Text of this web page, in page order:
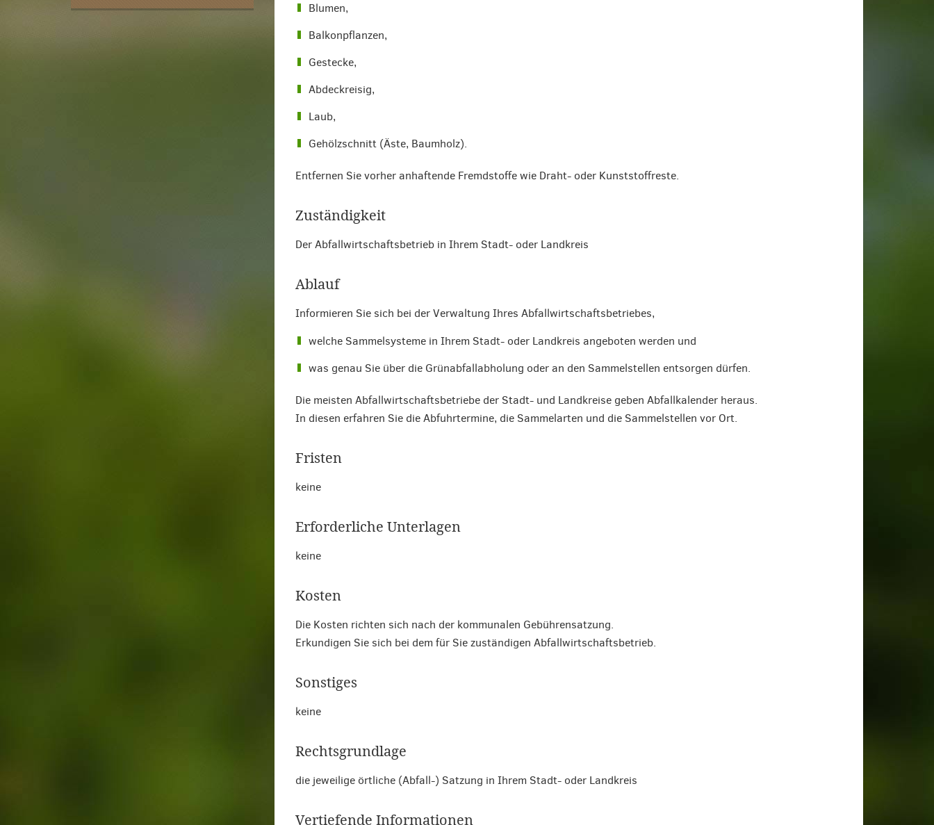
Blumen,
Balkonpflanzen,
Gestecke,
Abdeckreisig,
Laub,
Gehölzschnitt (Äste, Baumholz).
Entfernen Sie vorher anhaftende Fremdstoffe wie Draht- oder Kunststoffreste.
Zuständigkeit
Der Abfallwirtschaftsbetrieb in Ihrem Stadt- oder Landkreis
Ablauf
Informieren Sie sich bei der Verwaltung Ihres Abfallwirtschaftsbetriebes,
welche Sammelsysteme in Ihrem Stadt- oder Landkreis angeboten werden und
was genau Sie über die Grünabfallabholung oder an den Sammelstellen entsorgen dürfen.
Die meisten Abfallwirtschaftsbetriebe der Stadt- und Landkreise geben Abfallkalender heraus.
In diesen erfahren Sie die Abfuhrtermine, die Sammelarten und die Sammelstellen vor Ort.
Fristen
keine
Erforderliche Unterlagen
keine
Kosten
Die Kosten richten sich nach der kommunalen Gebührensatzung.
Erkundigen Sie sich bei dem für Sie zuständigen Abfallwirtschaftsbetrieb.
Sonstiges
keine
Rechtsgrundlage
die jeweilige örtliche (Abfall-) Satzung in Ihrem Stadt- oder Landkreis
Vertiefende Informationen